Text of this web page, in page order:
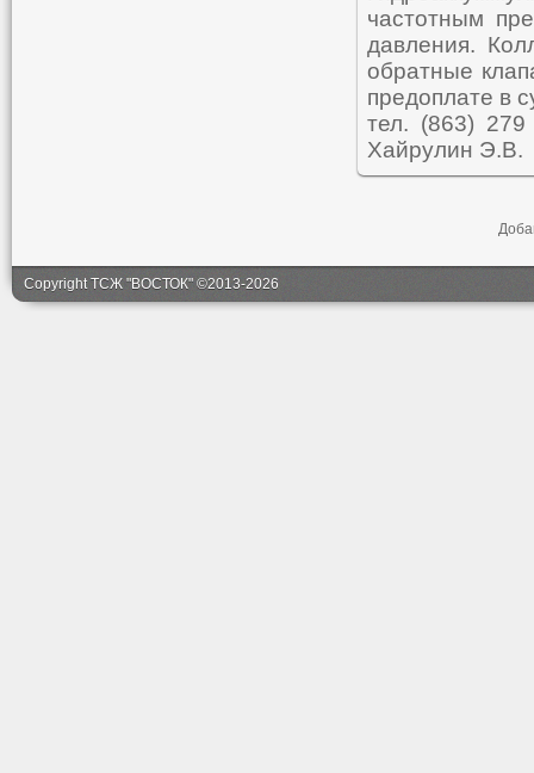
частотным
давления.
обратные
предоплате в
тел. (863)
Хайрулин Э.В.
Copyright ТСЖ "ВОСТОК" ©2013-2026